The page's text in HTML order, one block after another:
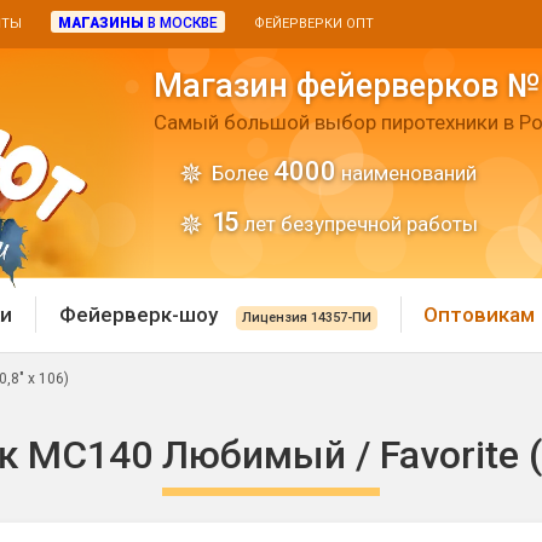
МАГАЗИНЫ В МОСКВЕ ФЕЙЕРВЕРКИ ОПТ
Магазин фейерверков
Самый большой выбор пиротехники в
Более 4000 наименований
15 лет безупречной работы
Хлопушки и
Фейерверк-шоу Лицензия 14357-ПИ Оптовикам
х 106)
MC140 Любимый / Favorite